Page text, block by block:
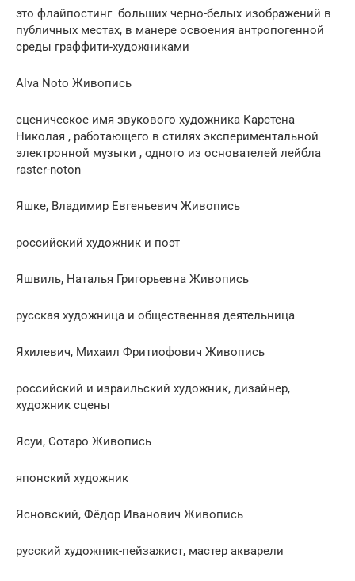
это флайпостинг больших черно-белых изображений в
публичных местах, в манере освоения антропогенной
среды граффити-художниками
Alva Noto Живопись
сценическое имя звукового художника Карстена
Николая , работающего в стилях экспериментальной
электронной музыки , одного из основателей лейбла
raster-noton
Яшке, Владимир Евгеньевич Живопись
российский художник и поэт
Яшвиль, Наталья Григорьевна Живопись
русская художница и общественная деятельница
Яхилевич, Михаил Фритиофович Живопись
российский и израильский художник, дизайнер,
художник сцены
Ясуи, Сотаро Живопись
японский художник
Ясновский, Фёдор Иванович Живопись
русский художник-пейзажист, мастер акварели